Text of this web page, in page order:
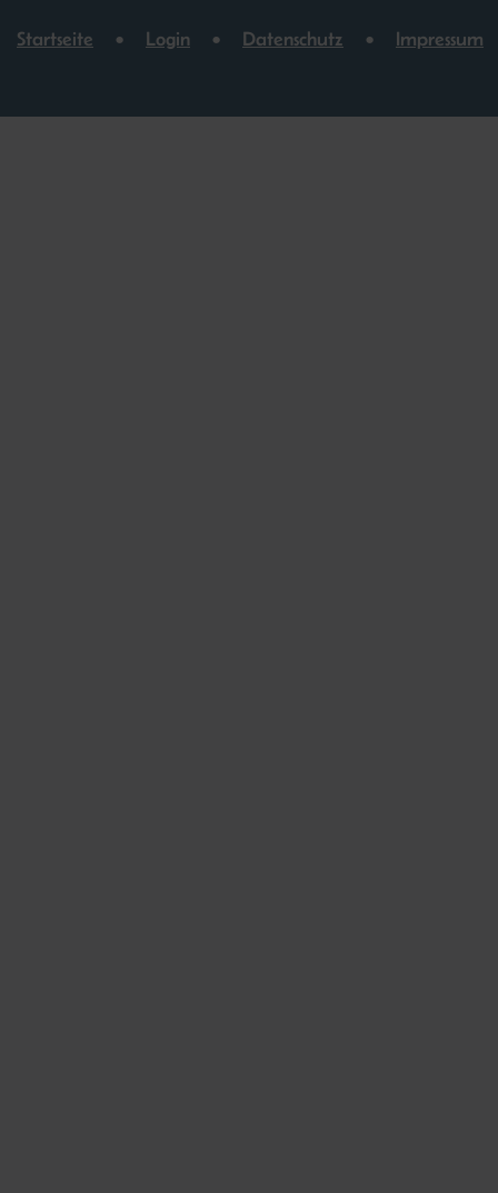
Startseite Login Datenschutz Impressum